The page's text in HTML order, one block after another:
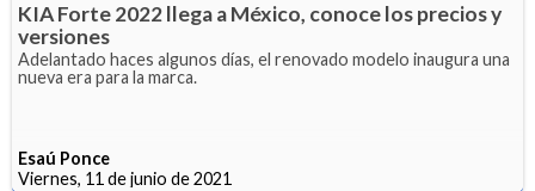
KIA Forte 2022 llega a México, conoce los precios y
versiones
Adelantado haces algunos días, el renovado modelo inaugura una
nueva era para la marca.
Esaú Ponce
Viernes, 11 de junio de 2021